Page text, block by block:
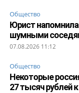
Общество
Юрист
шумными
07.08.2026 11:12
Общество
Некоторые
27 тысяч рублей